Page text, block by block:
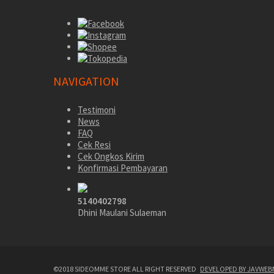
NAVIGATION
Testimoni
News
FAQ
Cek Resi
Cek Ongkos Kirim
Konfirmasi Pembayaran
5140402798
Dhini Maulani Sulaeman
©2018 SIDEOMME STORE ALL RIGHT RESERVED DEVELOPED BY